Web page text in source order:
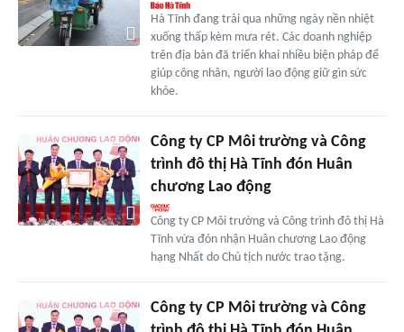
Hà Tĩnh đang trải qua những ngày nền nhiệt
xuống thấp kèm mưa rét. Các doanh nghiệp
trên địa bàn đã triển khai nhiều biện pháp để
giúp công nhân, người lao động giữ gìn sức
khỏe.
Công ty CP Môi trường và Công
trình đô thị Hà Tĩnh đón Huân
chương Lao động
Công ty CP Môi trường và Công trình đô thị Hà
Tĩnh vừa đón nhận Huân chương Lao động
hạng Nhất do Chủ tịch nước trao tặng.
Công ty CP Môi trường và Công